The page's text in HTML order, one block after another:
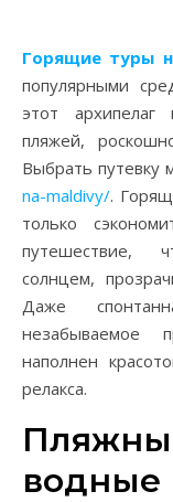
Горящие туры
популярными
этот архипелаг
пляжей,
Выбрать путевку
na-maldivy/.
только
путешествие,
солнцем,
Даже
незабываемое
наполнен
релакса.
водные